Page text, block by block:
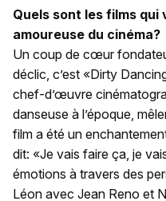
Quels sont les films
amoureuse du cinéma?
Un coup de cœur
déclic, c’est «Dirty
chef-d’œuvre
danseuse à l’époque,
film a été un
dit: «Je vais faire ça, je
émotions à travers des
Léon avec Jean Reno et